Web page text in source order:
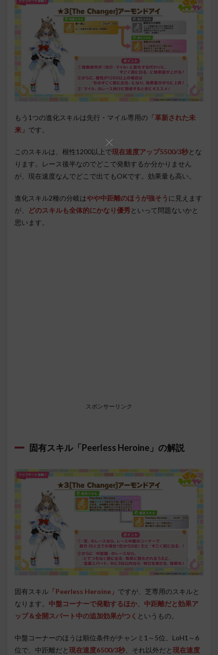
もう1つの進化スキルは先行・マイル専用の 「革新された未
来」 です。
このスキルは、根性1200以上で現在速度アップ5500/3秒とな
ります。レース後半なのでどこで発動するか分かりません
が、現在速度なんでどこで出てもOKです。効果量も高い。
進化スキル2種の分岐はやや中距離のほうが強そう に見えます
が、
どのスキルも全体的にかなり優秀といって問題ないかと
思います。
スポンサーリンク
固有スキル「Peerless Heroine」の解説
固有スキル 「Peerless Heroine」 ですが、芝専用のスキルと
なります。 中盤コーナーで発動するほか、中距離だと効果ア
ップ＆全開スパート中の追加効果がつく というもの。
中盤コーナーのほうは順位条件がチャンミ1～5位、LoH1～6
位で、中距離だと現在速度6500/3秒 、それ以外だと現在速度